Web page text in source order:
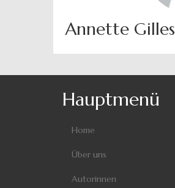
Annette Gilles
Hauptmenü
Home
Über uns
Autorinnen